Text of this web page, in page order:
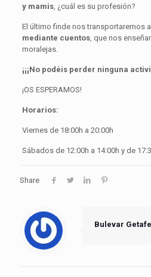
y mamis, ¿cuál es su profesión?
El último finde nos transportaremos a
mediante cuentos, que nos
moralejas.
¡¡¡No podéis perder ninguna
¡OS ESPERAMOS!
Horarios:
Viernes de 18:00h a 20:00h
Sábados de 12:00h a 14:00h y de
Share
Bulevar Getafe